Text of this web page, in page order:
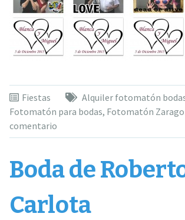
Fiestas Alquiler fotomatón
Fotomatón para bodas, Fotomatón
comentario
Boda de
Carlota